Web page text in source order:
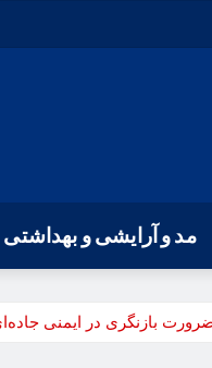
مد و آرایشی و بهداشتی
بازنگری در ایمنی